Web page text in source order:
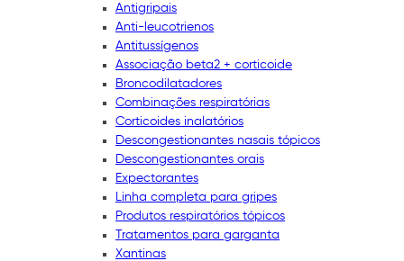
Antigripais
Anti-leucotrienos
Antitussígenos
Associação beta2 + corticoide
Broncodilatadores
Combinações respiratórias
Corticoides inalatórios
Descongestionantes nasais tópicos
Descongestionantes orais
Expectorantes
Linha completa para gripes
Produtos respiratórios tópicos
Tratamentos para garganta
Xantinas